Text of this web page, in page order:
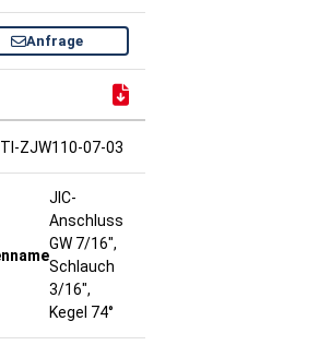
Anfrage
TI-ZJW110-07-03
JIC-
Anschluss
GW 7/16",
Schlauch
3/16",
Kegel 74°